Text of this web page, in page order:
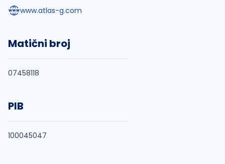
www.atlas-g.com
Matični broj
07458118
PIB
100045047